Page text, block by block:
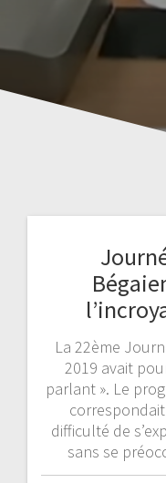
La 22ème
2019 avait
parlant ». Le
difficulté de
sans se